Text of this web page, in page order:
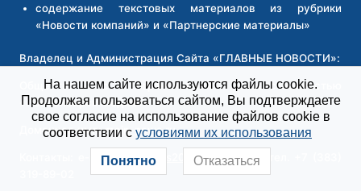
содержание текстовых материалов из рубрики
«Новости компаний» и «Партнерские материалы»
Владелец и Администрация Сайта «ГЛАВНЫЕ НОВОСТИ»:
Общество с ограниченной ответственностью
«Новосибирск Медиа»
Доменное имя:main-news.ru
Контакты: e-mailmain-news2026@yandex.ru
На нашем сайте используются файлы cookie.
Продолжая пользоваться сайтом, Вы подтверждаете
свое согласие на использование файлов cookie в
соответствии с условиями их использования
Понятно Отказаться